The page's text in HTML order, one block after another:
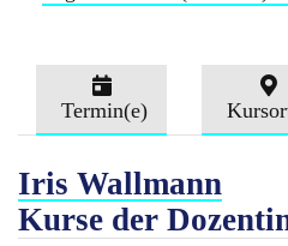
Termin(e)
Iris Wallmann
Kurse der